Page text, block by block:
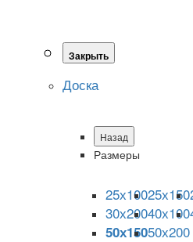
Закрыть
Доска
Назад
Размеры
25х10025х150
30х20040х100
50х15050х200